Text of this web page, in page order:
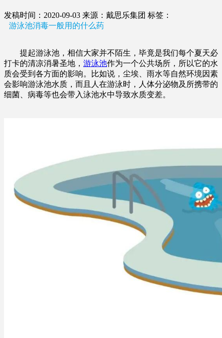
发稿时间：2020-09-03 来源：戴思乐集团 标签：
游泳池消毒一般用的什么药
提起游泳池，相信大家并不陌生，毕竟是我们每个夏天必
打卡的清凉消暑圣地， 游泳池作为一个公共场所，所以它的水
质会受到各方面的影响。比如说，尘埃、雨水等自然环境因素
会影响游泳池水质，而且人在游泳时，人体分泌物及所携带的
细菌、病毒等也会带入泳池水中导致水质变差。